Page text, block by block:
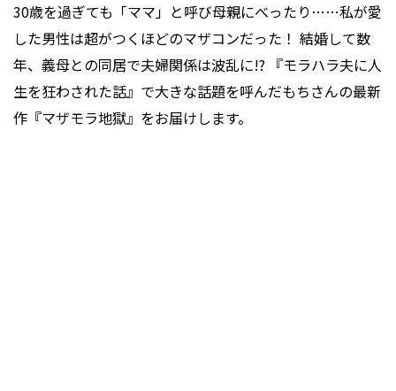
30歳を過ぎても「ママ」と呼び母親にべったり……私が愛
した男性は超がつくほどのマザコンだった！ 結婚して数
年、義母との同居で夫婦関係は波乱に!? 『モラハラ夫に人
生を狂わされた話』で大きな話題を呼んだもちさんの最新
作『マザモラ地獄』をお届けします。